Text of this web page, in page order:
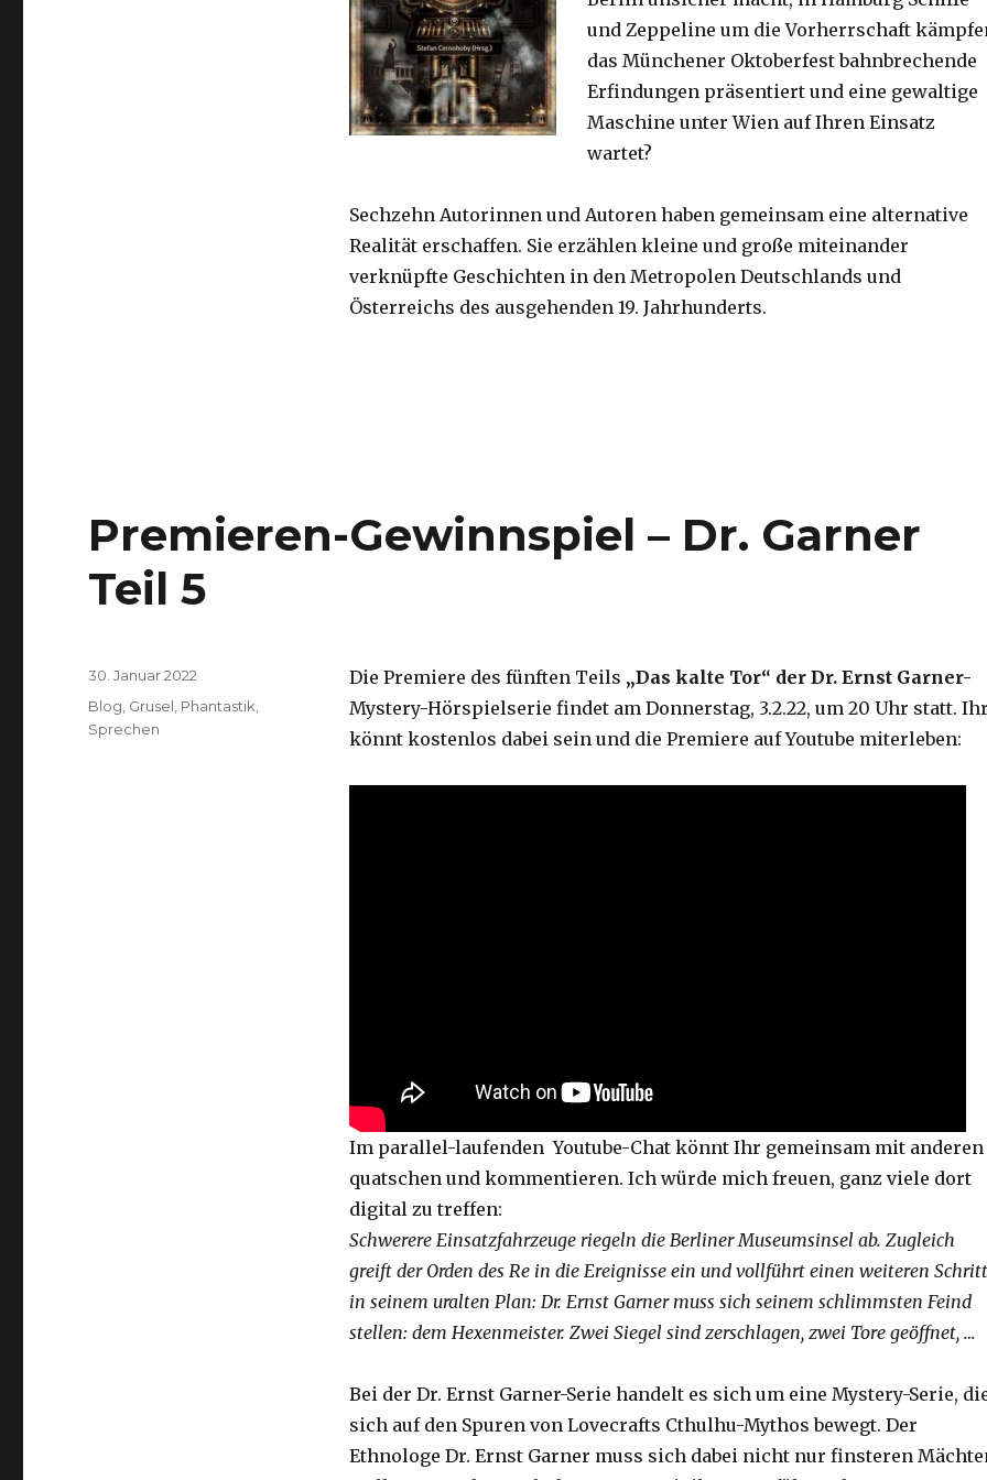
und Zeppeline um die Vorherrschaft
das Münchener Oktoberfest bahnbrechende
Erfindungen präsentiert und eine gewaltige
Maschine unter Wien auf Ihren Einsatz
wartet?
Sechzehn Autorinnen und Autoren haben gemeinsam eine alternative
Realität erschaffen. Sie erzählen kleine und große miteinander
verknüpfte Geschichten in den Metropolen Deutschlands und
Österreichs des ausgehenden 19. Jahrhunderts.
Premieren-Gewinnspiel – Dr. Garner
Teil 5
Die Premiere des fünften Teils „Das kalte Tor“ der Dr. Ernst Garner-
Mystery-Hörspielserie findet am Donnerstag, 3.2.22, um 20 Uhr statt.
könnt kostenlos dabei sein und die Premiere auf Youtube miterleben:
Im parallel-laufenden Youtube-Chat könnt Ihr gemeinsam mit anderen
quatschen und kommentieren. Ich würde mich freuen, ganz viele dort
digital zu treffen:
Schwerere Einsatzfahrzeuge riegeln die Berliner Museumsinsel ab. Zugleich
greift der Orden des Re in die Ereignisse ein und vollführt einen weiteren Schritt
in seinem uralten Plan: Dr. Ernst Garner muss sich seinem schlimmsten Feind
stellen: dem Hexenmeister. Zwei Siegel sind zerschlagen, zwei Tore geöffnet, …
Bei der Dr. Ernst Garner-Serie handelt es sich um eine Mystery-Serie,
sich auf den Spuren von Lovecrafts Cthulhu-Mythos bewegt. Der
Ethnologe Dr. Ernst Garner muss sich dabei nicht nur finsteren
Veröffentlicht
am
30. Januar 2022
Kategorien
Blog Grusel Phantastik
Sprechen